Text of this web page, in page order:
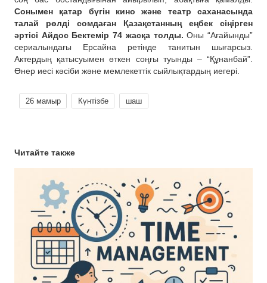
Сонымен қатар бүгін кино және театр саханасында
талай рөлді сомдаған Қазақстанның еңбек сіңірген
әртісі Айдос Бектемір 74 жасқа толды. Оны “Ағайынды”
сериалындағы Ерсайна ретінде танитын шығарсыз.
Актердың қатысуымен өткен соңғы туынды – “Құнанбай”.
Өнер иесі кәсіби және мемлекеттік сыйлықтардың иегері.
26 мамыр Күнтізбе шаш
Читайте также